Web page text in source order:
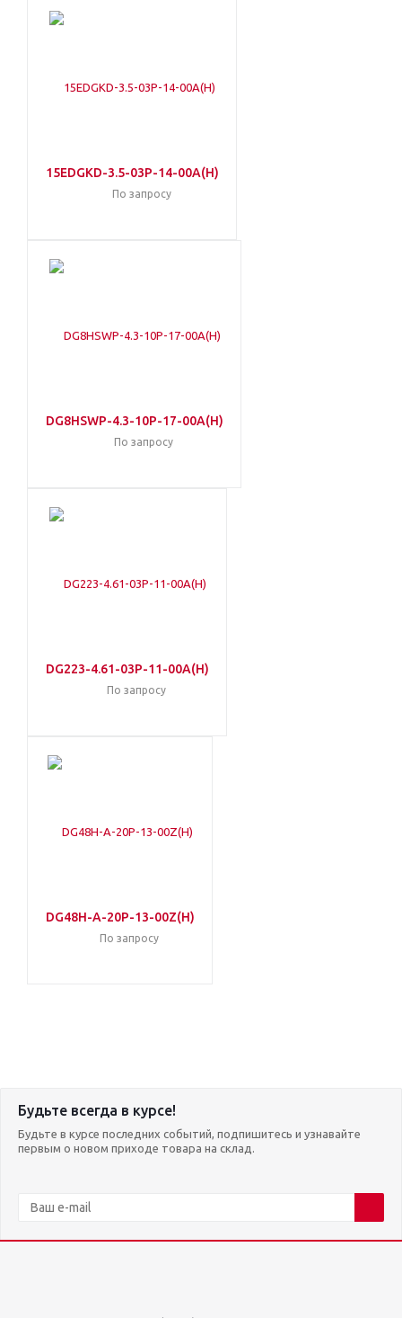
15EDGKD-3.5-03P-14-00A(H)
По запросу
DG8HSWP-4.3-10P-17-00A(H)
По запросу
DG223-4.61-03P-11-00A(H)
По запросу
DG48H-A-20P-13-00Z(H)
По запросу
Будьте всегда в курсе!
Будьте в курсе последних событий, подпишитесь и узнавайте
первым о новом приходе товара на склад.